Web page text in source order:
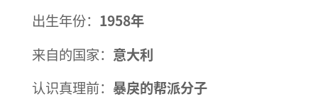
出生年份： 1958年
来自的国家： 意大利
认识真理前： 暴戾的帮派分子